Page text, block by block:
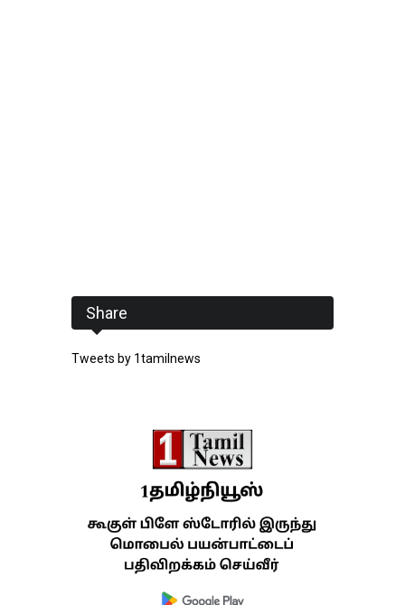
Share
Tweets by 1tamilnews